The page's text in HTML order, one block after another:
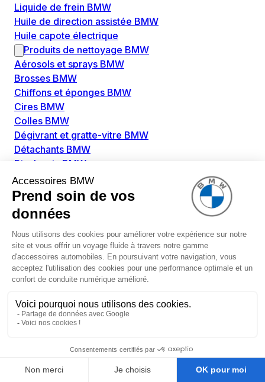
Liquide de frein BMW
Huile de direction assistée BMW
Huile capote électrique
Produits de nettoyage BMW
Aérosols et sprays BMW
Brosses BMW
Chiffons et éponges BMW
Cires BMW
Colles BMW
Dégivrant et gratte-vitre BMW
Détachants BMW
Disolvants BMW
Lubrifiants BMW
Nettoyant intérieur BMW
Nettoyant extérieur BMW
Pièces détachées BMW
Alimentation Carburant BMW
Boitier papillon BMW
Faisceau de câble pour réservoir avec pompe
d'aspiration BMW
Pompe à carburant BMW
Pompe diesel BMW
Bobines d'allumage BMW